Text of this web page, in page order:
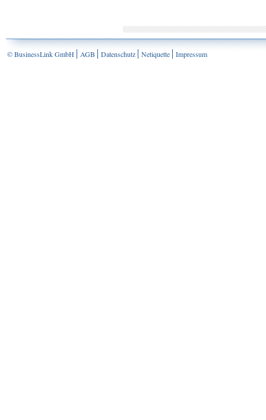
© BusinessLink GmbH AGB Datenschutz Netiquette Impressum